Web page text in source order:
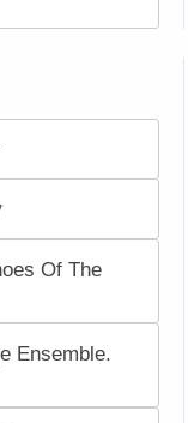
Of The
Ensemble.